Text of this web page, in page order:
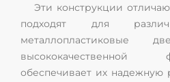
Эти конструкции
подходят для
металлопластиковые
обеспечивает их надежную